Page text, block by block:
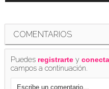
COMENTARIOS
Puedes registrarte y
campos a continuación.